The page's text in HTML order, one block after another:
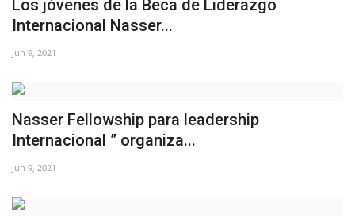
Los jóvenes de la Beca de Liderazgo
Internacional Nasser...
Jun 9, 2021
Nasser Fellowship para leadership
Internacional ” organiza...
Jun 9, 2021